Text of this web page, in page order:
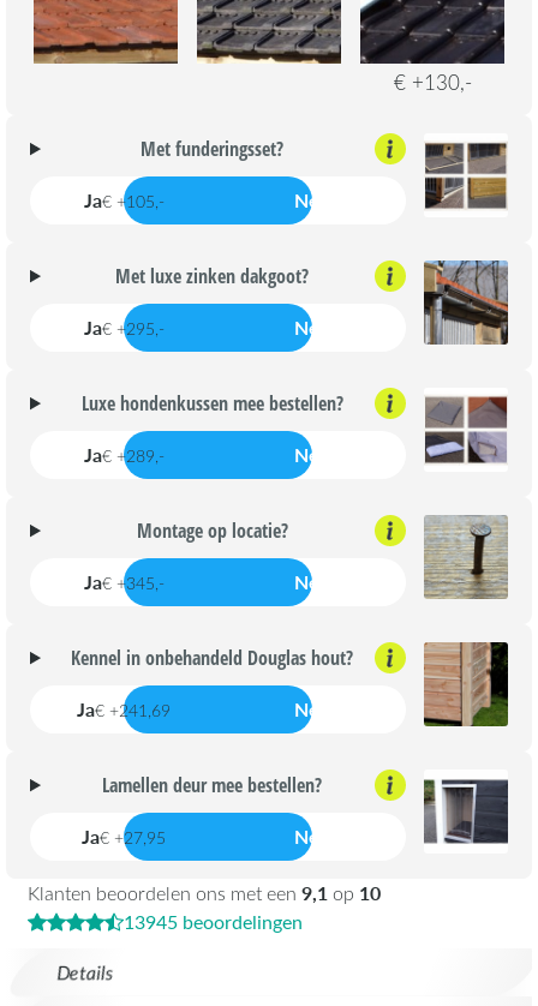
Details
Klanten beoordelen ons met een 9,1 op 10
13945 beoordelingen
€ +130,-
Met funderingsset?
Ja€ +105,- Nee
Met luxe zinken dakgoot?
Ja€ +295,- Nee
Luxe hondenkussen mee bestellen?
Ja€ +289,- Nee
Montage op locatie?
Ja€ +345,- Nee
Kennel in onbehandeld Douglas hout?
Ja€ +241,69 Nee
Lamellen deur mee bestellen?
Ja€ +27,95 Nee